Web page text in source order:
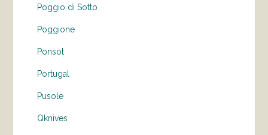
Poggio di Sotto
Poggione
Ponsot
Portugal
Pusole
Qknives